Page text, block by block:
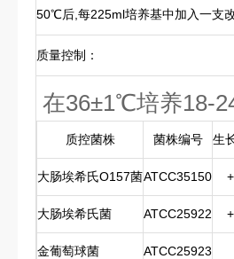
50℃后,每225ml培养基中加入一支
质量控制：
在36±1℃培养18-
质控菌株 菌株编号 生
大肠埃希氏O157菌ATCC35150
大肠埃希氏菌 ATCC25922
金葡萄球菌 ATCC25923